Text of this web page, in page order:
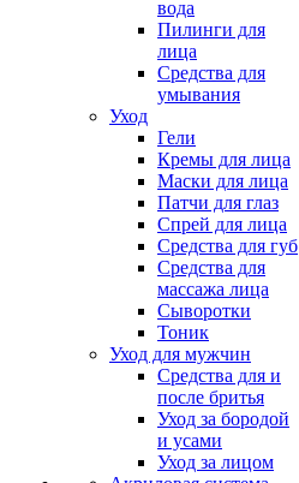
вода
Пилинги для
лица
Средства для
умывания
Уход
Гели
Кремы для лица
Маски для лица
Патчи для глаз
Спрей для лица
Средства для губ
Средства для
массажа лица
Сыворотки
Тоник
Уход для мужчин
Средства для и
после бритья
Уход за бородой
и усами
Уход за лицом